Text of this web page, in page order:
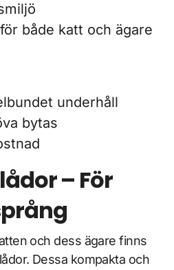
både katt och ägare
underhåll
bytas
– För
och dess ägare finns
Dessa kompakta och